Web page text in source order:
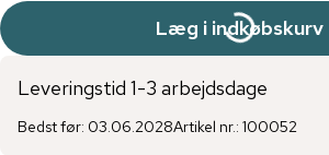
Læg i indkøbskurv
Leveringstid 1-3 arbejdsdage
Bedst før: 03.06.2028Artikel nr.: 100052